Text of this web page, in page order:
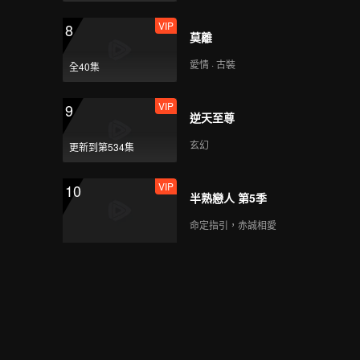
8
全40集
VIP
莫離
愛情 · 古裝
9
更新到第534集
VIP
逆天至尊
玄幻
10 VIP
半熟戀人 第5季
命定指引，赤誠相愛